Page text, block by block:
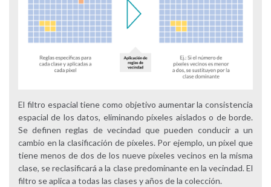
El filtro espacial tiene como objetivo aumentar la consistencia
espacial de los datos, eliminando píxeles aislados o de borde.
Se definen reglas de vecindad que pueden conducir a un
cambio en la clasificación de píxeles. Por ejemplo, un píxel que
tiene menos de dos de los nueve píxeles vecinos en la misma
clase, se reclasificará a la clase predominante en la vecindad. El
filtro se aplica a todas las clases y años de la colección.